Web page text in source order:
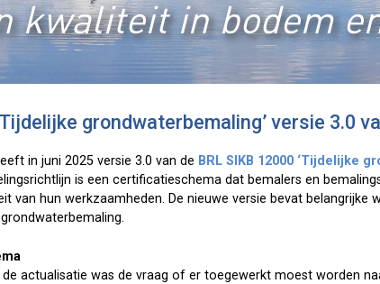
kwaliteit in bodem
grondwaterbemaling’ versie 3.0
in juni 2025 versie 3.0 van de BRL SIKB 12000 ‘Tijdelijke
is een certificatieschema dat bemalers en
van hun werkzaamheden. De nieuwe versie bevat belangrijke
de actualisatie was de vraag of er toegewerkt moest worden